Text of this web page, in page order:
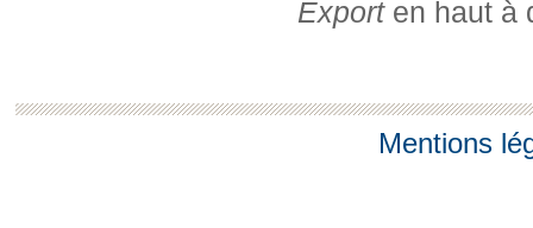
Exporten haut à
Mentions